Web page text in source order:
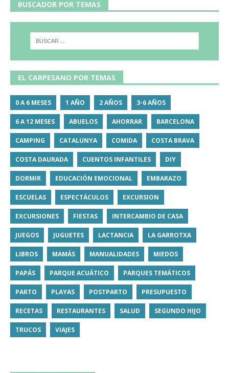
BUSCADOR POR TEMAS
EL CARPESANO POR TEMAS
0 A 6 MESES 1 AÑO 2 AÑOS 3-6 AÑOS
6 A 12 MESES ABUELOS AHORRAR BARCELONA
CAMPING CATALUNYA COMIDA COSTA BRAVA
COSTA DAURADA CUENTOS INFANTILES DIY
DORMIR EDUCACIÓN EMOCIONAL EMBARAZO
ESCUELAS ESPECTÁCULOS EXCURSION
EXCURSIONES FIESTAS INTERCAMBIO DE CASA
JUEGOS JUGUETES LACTANCIA LA GARROTXA
LIBROS MAMÁS MANUALIDADES MIEDOS
PAPÁS PARQUE ACUÁTICO PARQUES TEMÁTICOS
PARTO PLAYAS POSTPARTO PRESUPUESTO
RECETAS RESTAURANTES SALUD SEGUNDO HIJO
TRUCOS VIAJES